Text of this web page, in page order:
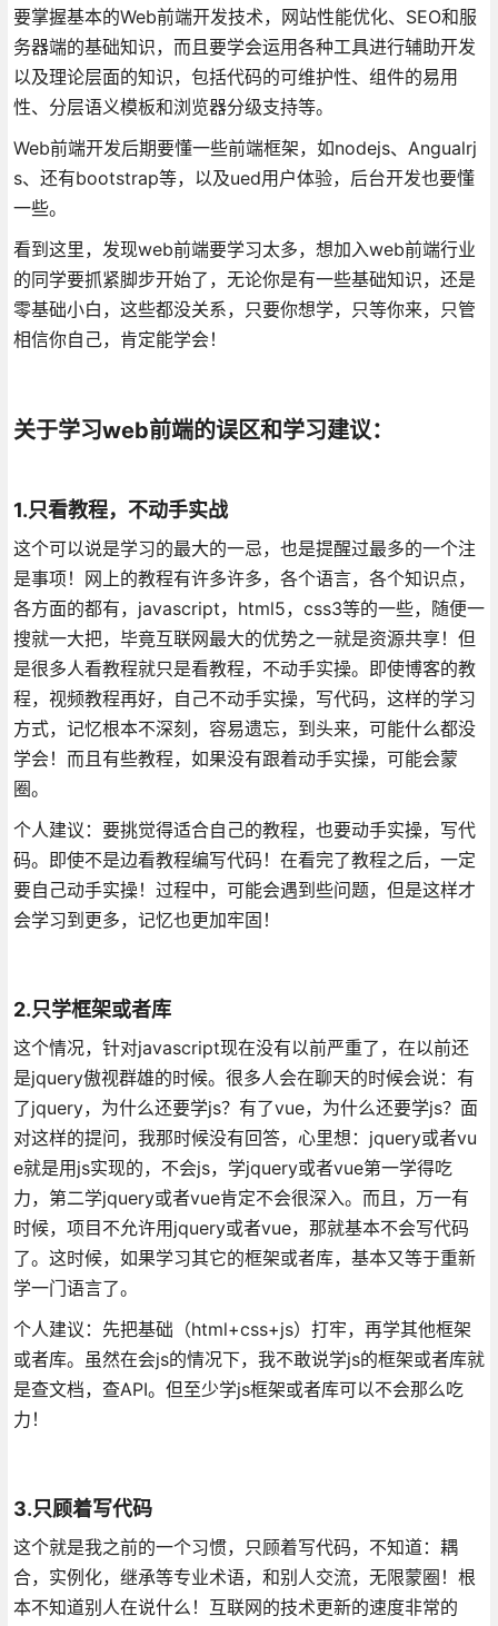
要掌握基本的Web前端开发技术，网站性能优化、SEO和服
务器端的基础知识，而且要学会运用各种工具进行辅助开发
以及理论层面的知识，包括代码的可维护性、组件的易用
性、分层语义模板和浏览器分级支持等。
Web前端开发后期要懂一些前端框架，如nodejs、Angualrj
s、还有bootstrap等，以及ued用户体验，后台开发也要懂
一些。
看到这里，发现web前端要学习太多，想加入web前端行业
的同学要抓紧脚步开始了，无论你是有一些基础知识，还是
零基础小白，这些都没关系，只要你想学，只等你来，只管
相信你自己，肯定能学会！
关于学习web前端的误区和学习建议：
1.只看教程，不动手实战
这个可以说是学习的最大的一忌，也是提醒过最多的一个注
是事项！网上的教程有许多许多，各个语言，各个知识点，
各方面的都有，javascript，html5，css3等的一些，随便一
搜就一大把，毕竟互联网最大的优势之一就是资源共享！但
是很多人看教程就只是看教程，不动手实操。即使博客的教
程，视频教程再好，自己不动手实操，写代码，这样的学习
方式，记忆根本不深刻，容易遗忘，到头来，可能什么都没
学会！而且有些教程，如果没有跟着动手实操，可能会蒙
圈。
个人建议：要挑觉得适合自己的教程，也要动手实操，写代
码。即使不是边看教程编写代码！在看完了教程之后，一定
要自己动手实操！过程中，可能会遇到些问题，但是这样才
会学习到更多，记忆也更加牢固！
2.只学框架或者库
这个情况，针对javascript现在没有以前严重了，在以前还
是jquery傲视群雄的时候。很多人会在聊天的时候会说：有
了jquery，为什么还要学js？有了vue，为什么还要学js？面
对这样的提问，我那时候没有回答，心里想：jquery或者vu
e就是用js实现的，不会js，学jquery或者vue第一学得吃
力，第二学jquery或者vue肯定不会很深入。而且，万一有
时候，项目不允许用jquery或者vue，那就基本不会写代码
了。这时候，如果学习其它的框架或者库，基本又等于重新
学一门语言了。
个人建议：先把基础（html+css+js）打牢，再学其他框架
或者库。虽然在会js的情况下，我不敢说学js的框架或者库就
是查文档，查API。但至少学js框架或者库可以不会那么吃
力！
3.只顾着写代码
这个就是我之前的一个习惯，只顾着写代码，不知道：耦
合，实例化，继承等专业术语，和别人交流，无限蒙圈！根
本不知道别人在说什么！互联网的技术更新的速度非常的